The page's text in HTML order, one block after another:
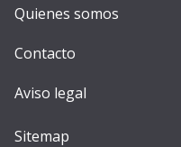
Quienes somos
Contacto
Aviso legal
Sitemap